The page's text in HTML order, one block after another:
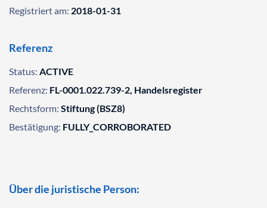
Registriert am: 2018-01-31
Referenz
Status: ACTIVE
Referenz: FL-0001.022.739-2, Handelsregister
Rechtsform: Stiftung (BSZ8)
Bestätigung: FULLY_CORROBORATED
Über die juristische Person: